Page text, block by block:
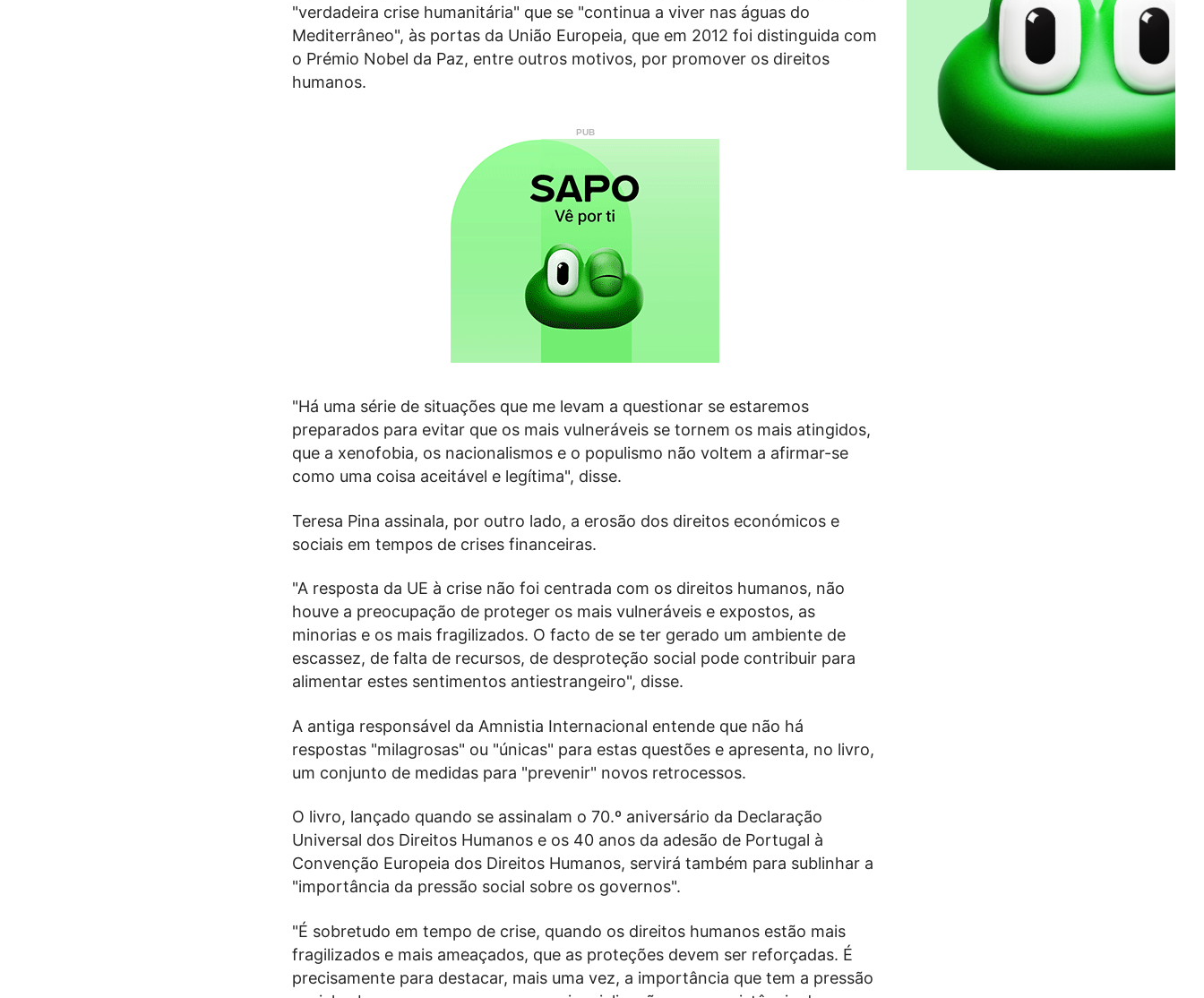
"verdadeira crise humanitária" que se "continua a viver nas águas do
Mediterrâneo", às portas da União Europeia, que em 2012 foi distinguida com
o Prémio Nobel da Paz, entre outros motivos, por promover os direitos
humanos.
"Há uma série de situações que me levam a questionar se estaremos
preparados para evitar que os mais vulneráveis se tornem os mais atingidos,
que a xenofobia, os nacionalismos e o populismo não voltem a afirmar-se
como uma coisa aceitável e legítima", disse.
Teresa Pina assinala, por outro lado, a erosão dos direitos económicos e
sociais em tempos de crises financeiras.
"A resposta da UE à crise não foi centrada com os direitos humanos, não
houve a preocupação de proteger os mais vulneráveis e expostos, as
minorias e os mais fragilizados. O facto de se ter gerado um ambiente de
escassez, de falta de recursos, de desproteção social pode contribuir para
alimentar estes sentimentos antiestrangeiro", disse.
A antiga responsável da Amnistia Internacional entende que não há
respostas "milagrosas" ou "únicas" para estas questões e apresenta, no livro,
um conjunto de medidas para "prevenir" novos retrocessos.
O livro, lançado quando se assinalam o 70.º aniversário da Declaração
Universal dos Direitos Humanos e os 40 anos da adesão de Portugal à
Convenção Europeia dos Direitos Humanos, servirá também para sublinhar a
"importância da pressão social sobre os governos".
"É sobretudo em tempo de crise, quando os direitos humanos estão mais
fragilizados e mais ameaçados, que as proteções devem ser reforçadas. É
precisamente para destacar, mais uma vez, a importância que tem a pressão